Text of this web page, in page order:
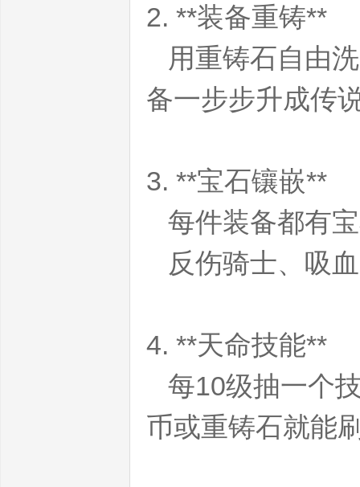
2. **装备重铸**
用重铸石自由
备一步步升成传
3. **宝石镶嵌**
每件装备都有
反伤骑士、吸
4. **天命技能**
每10级抽一个
币或重铸石就能